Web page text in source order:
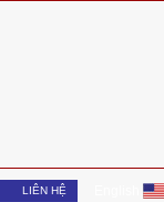
LIÊN HỆ